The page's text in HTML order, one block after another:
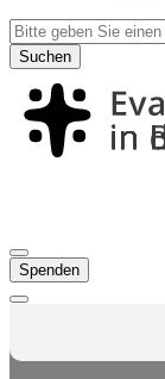
Suchen
Spenden